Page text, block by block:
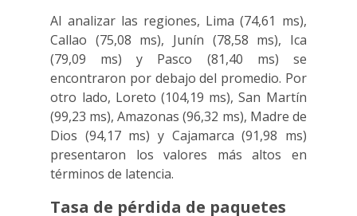
Al analizar las regiones, Lima (74,61 ms),
Callao (75,08 ms), Junín (78,58 ms), Ica
(79,09 ms) y Pasco (81,40 ms) se
encontraron por debajo del promedio. Por
otro lado, Loreto (104,19 ms), San Martín
(99,23 ms), Amazonas (96,32 ms), Madre de
Dios (94,17 ms) y Cajamarca (91,98 ms)
presentaron los valores más altos en
términos de latencia.
Tasa de pérdida de paquetes